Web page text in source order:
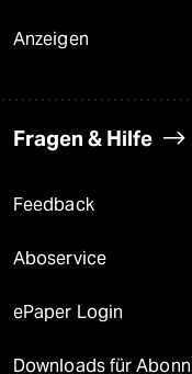
Anzeigen
Fragen & Hilfe
Feedback
Aboservice
ePaper Login
Downloads für